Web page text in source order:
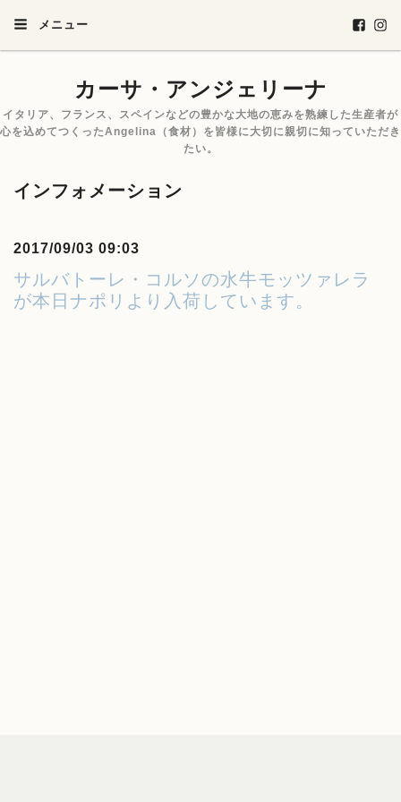
メニュー
カーサ・アンジェリーナ
イタリア、フランス、スペインなどの豊かな大地の恵みを熟練した生産者が
心を込めてつくったAngelina（食材）を皆様に大切に親切に知っていただき
たい。
インフォメーション
2017/09/03 09:03
サルバトーレ・コルソの水牛モッツァレラ
が本日ナポリより入荷しています。